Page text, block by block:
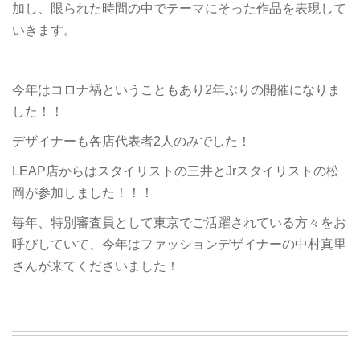
加し、限られた時間の中でテーマにそった作品を表現して
いきます。
今年はコロナ禍ということもあり2年ぶりの開催になりま
した！！
デザイナーも各店代表者2人のみでした！
LEAP店からはスタイリストの三井とJrスタイリストの松
岡が参加しました！！！
毎年、特別審査員として東京でご活躍されている方々をお
呼びしていて、今年はファッションデザイナーの中村真里
さんが来てくださいました！